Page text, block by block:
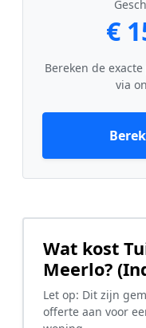
€
Bereken de
via
Wat kost
Meerlo?
Let op: Dit zijn
offerte aan voor